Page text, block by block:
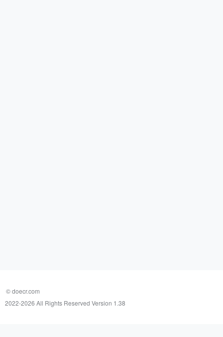
© doecr.com
2022-2026 All Rights Reserved Version 1.38